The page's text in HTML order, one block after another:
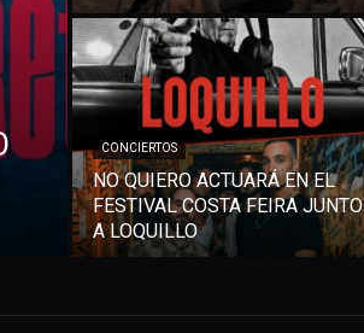
CONCIERTOS
NO QUIERO ACTUARÁ EN EL
FESTIVAL COSTA FEIRA JUNTO
A LOQUILLO